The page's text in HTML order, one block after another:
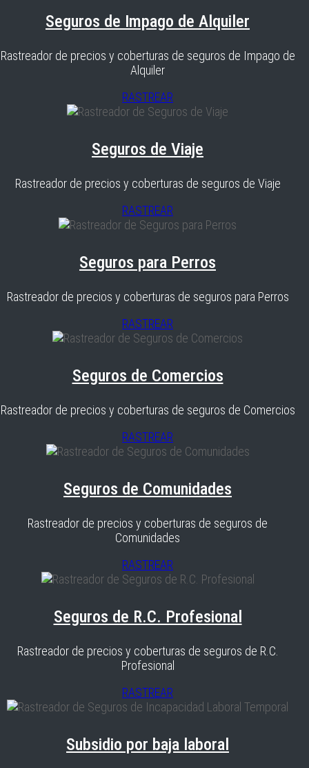
Seguros de Impago de Alquiler
Rastreador de precios y coberturas de seguros de Impago de
Alquiler
RASTREAR
Seguros de Viaje
Rastreador de precios y coberturas de seguros de Viaje
RASTREAR
Seguros para Perros
Rastreador de precios y coberturas de seguros para Perros
RASTREAR
Seguros de Comercios
Rastreador de precios y coberturas de seguros de Comercios
RASTREAR
Seguros de Comunidades
Rastreador de precios y coberturas de seguros de
Comunidades
RASTREAR
Seguros de R.C. Profesional
Rastreador de precios y coberturas de seguros de R.C.
Profesional
RASTREAR
Subsidio por baja laboral